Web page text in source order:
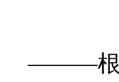
―――根無